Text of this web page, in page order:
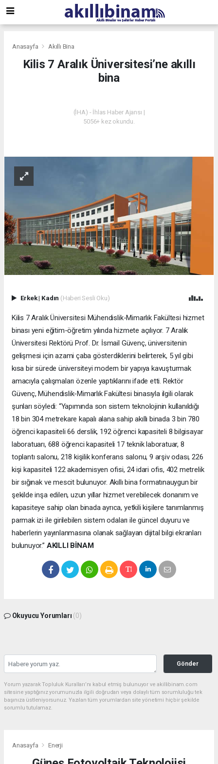
Anasayfa Akıllı Bina
Kilis 7 Aralık Üniversitesi’ne akıllı
bina
(İHA) - İhlas Haber Ajansı |
5056+ kez okundu.
Erkek| Kadın (Haberi Sesli Oku)
Kilis 7 Aralık Üniversitesi Mühendislik-Mimarlık Fakültesi hizmet
binası yeni eğitim-öğretim yılında hizmete açılıyor. 7 Aralık
Üniversitesi Rektörü Prof. Dr. İsmail Güvenç, üniversitenin
gelişmesi için azami çaba gösterdiklerini belirterek, 5 yıl gibi
kısa bir sürede üniversiteyi modern bir yapıya kavuşturmak
amacıyla çalışmaları özenle yaptıklarını ifade etti. Rektör
Güvenç, Mühendislik-Mimarlık Fakültesi binasıyla ilgili olarak
şunları söyledi: “Yapımında son sistem teknolojinin kullanıldığı
18 bin 304 metrekare kapalı alana sahip akıllı binada 3 bin 780
öğrenci kapasiteli 66 derslik, 192 öğrenci kapasiteli 8 bilgisayar
laboratuarı, 688 öğrenci kapasiteli 17 teknik laboratuar, 8
toplantı salonu, 218 kişilik konferans salonu, 9 arşiv odası, 226
kişi kapasiteli 122 akademisyen ofisi, 24 idari ofis, 402 metrelik
bir sığınak ve mescit bulunuyor. Akıllı bina formatınauygun bir
şekilde inşa edilen, uzun yıllar hizmet verebilecek donanım ve
kapasiteye sahip olan binada ayrıca, yetkili kişilere tanımlanmış
parmak izi ile girilebilen sistem odaları ile güncel duyuru ve
haberlerin yayınlanmasına olanak sağlayan dijital bilgi ekranları
bulunuyor.” AKILLI BİNAM
Okuyucu Yorumları (0)
Gönder
Yorum yazarak Topluluk Kuralları’nı kabul etmiş bulunuyor ve akillibinam.com
sitesine yaptığınız yorumunuzla ilgili doğrudan veya dolaylı tüm sorumluluğu tek
başınıza üstleniyorsunuz. Yazılan tüm yorumlardan site yönetimi hiçbir şekilde
sorumlu tutulamaz.
Anasayfa Enerji